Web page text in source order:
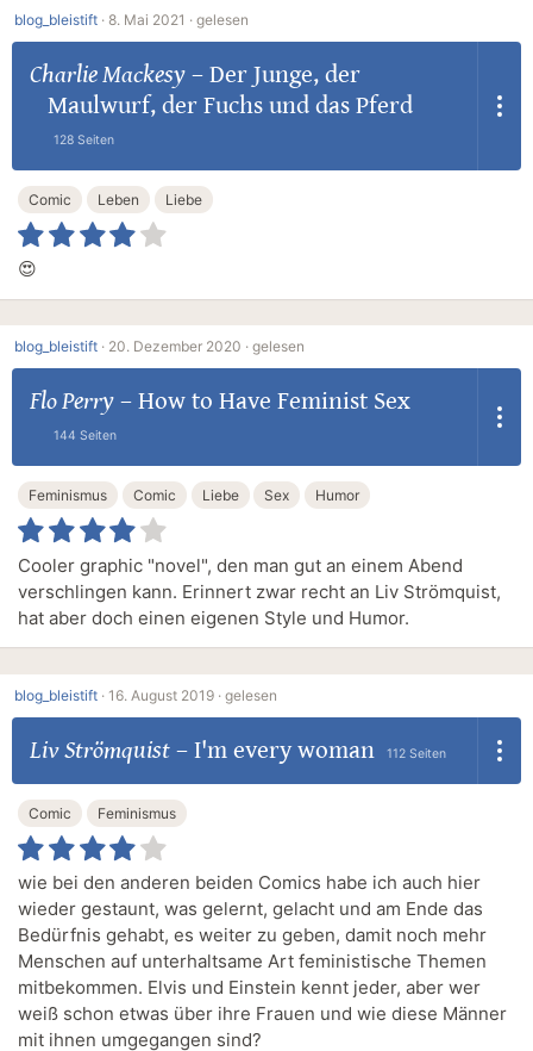
blog_bleistift · 8. Mai 2021 · gelesen
Charlie Mackesy– Der Junge, der
Maulwurf, der Fuchs und das Pferd
128 Seiten
Comic Leben Liebe
😍
blog_bleistift · 20. Dezember 2020 · gelesen
Flo Perry– How to Have Feminist Sex
144 Seiten
Feminismus Comic Liebe Sex Humor
Cooler graphic "novel", den man gut an einem Abend
verschlingen kann. Erinnert zwar recht an Liv Strömquist,
hat aber doch einen eigenen Style und Humor.
blog_bleistift · 16. August 2019 · gelesen
Liv Strömquist– I'm every woman 112 Seiten
Comic Feminismus
wie bei den anderen beiden Comics habe ich auch hier
wieder gestaunt, was gelernt, gelacht und am Ende das
Bedürfnis gehabt, es weiter zu geben, damit noch mehr
Menschen auf unterhaltsame Art feministische Themen
mitbekommen. Elvis und Einstein kennt jeder, aber wer
weiß schon etwas über ihre Frauen und wie diese Männer
mit ihnen umgegangen sind?